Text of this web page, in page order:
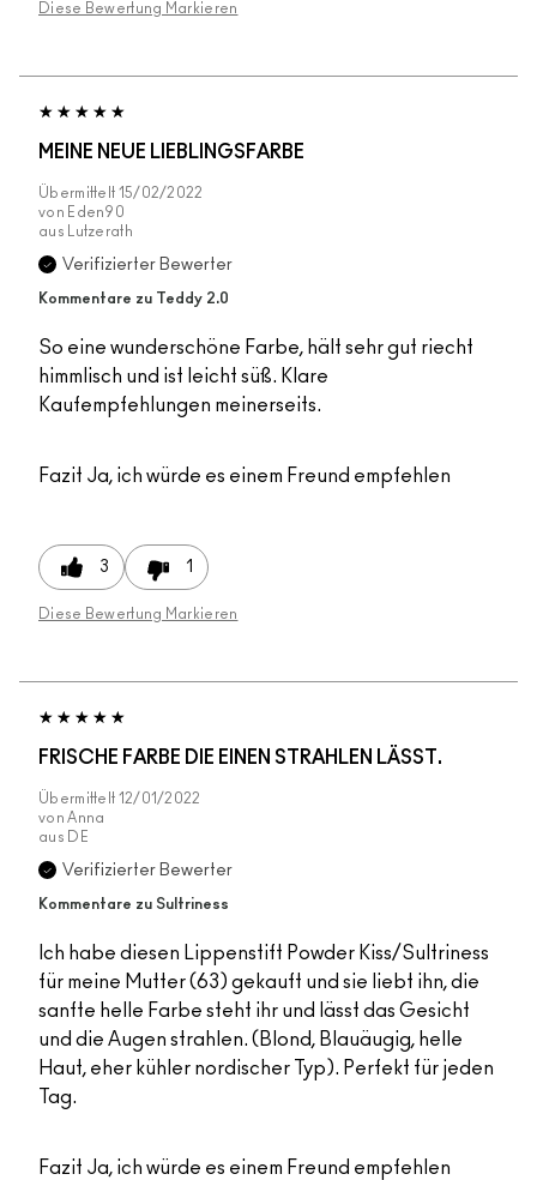
Diese Bewertung Markieren
MEINE NEUE LIEBLINGSFARBE
Übermittelt 15/02/2022
von Eden90
aus
Lutzerath
Verifizierter Bewerter
Kommentare zu Teddy 2.0
So eine wunderschöne Farbe, hält sehr gut riecht
himmlisch und ist leicht süß. Klare
Kaufempfehlungen meinerseits.
Fazit Ja, ich würde es einem Freund empfehlen
3 1
Diese Bewertung Markieren
FRISCHE FARBE DIE EINEN STRAHLEN LÄSST.
Übermittelt 12/01/2022
von Anna
aus
DE
Verifizierter Bewerter
Kommentare zu Sultriness
Ich habe diesen Lippenstift Powder Kiss/Sultriness
für meine Mutter (63) gekauft und sie liebt ihn, die
sanfte helle Farbe steht ihr und lässt das Gesicht
und die Augen strahlen. (Blond, Blauäugig, helle
Haut, eher kühler nordischer Typ). Perfekt für jeden
Tag.
Fazit Ja, ich würde es einem Freund empfehlen